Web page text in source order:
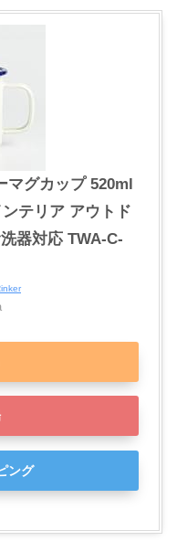
グカップ 520ml
テリア アウトド
器対応 TWA-C-
ング